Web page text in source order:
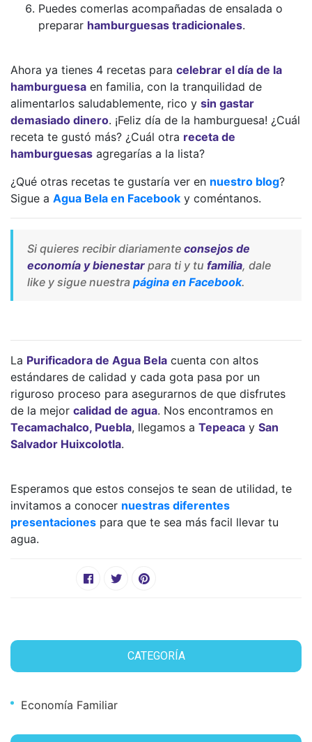
Puedes comerlas acompañadas de ensalada o
preparar hamburguesas tradicionales.
Ahora ya tienes 4 recetas para celebrar el día de la
hamburguesa en familia, con la tranquilidad de
alimentarlos saludablemente, rico y sin gastar
demasiado dinero. ¡Feliz día de la hamburguesa! ¿Cuál
receta te gustó más? ¿Cuál otra receta de
hamburguesas agregarías a la lista?
¿Qué otras recetas te gustaría ver en nuestro blog?
Sigue a Agua Bela en Facebook y coméntanos.
Si quieres recibir diariamente consejos de
economía y bienestar para ti y tu familia, dale
like y sigue nuestra página en Facebook.
La Purificadora de Agua Bela cuenta con altos
estándares de calidad y cada gota pasa por un
riguroso proceso para asegurarnos de que disfrutes
de la mejor calidad de agua. Nos encontramos en
Tecamachalco, Puebla, llegamos a Tepeaca y San
Salvador Huixcolotla.
Esperamos que estos consejos te sean de utilidad, te
invitamos a conocer nuestras diferentes
presentaciones para que te sea más facil llevar tu
agua.
CATEGORÍA
Economía Familiar